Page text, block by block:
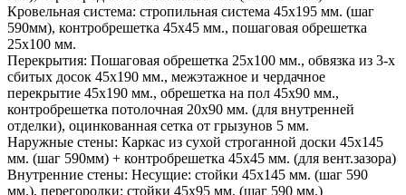
Кровельная система: стропильная система 45х195 мм. (шаг
590мм), контробрешетка 45х45 мм., пошаговая обрешетка
25х100 мм.
Перекрытия: Пошаговая обрешетка 25х100 мм., обвязка из 3-х
сбитых досок 45х190 мм., межэтажное и чердачное
перекрытие 45х190 мм., обрешетка на пол 45х90 мм.,
контробрешетка потолочная 20х90 мм. (для внутренней
отделки), оцинкованная сетка от грызунов 5 мм.
Наружные стены: Каркас из сухой строганной доски 45х145
мм. (шаг 590мм) + контробрешетка 45х45 мм. (для вент.зазора)
Внутренние стены: Несущие: стойки 45х145 мм. (шаг 590
мм.), перегородки: стойки 45х95 мм. (шаг 590 мм.)